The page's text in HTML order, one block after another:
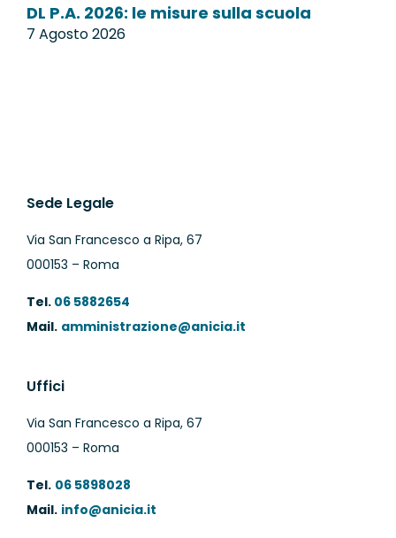
DL P.A. 2026: le misure sulla scuola
7 Agosto 2026
Sede Legale
Via San Francesco a Ripa, 67
000153 – Roma
Tel.06 5882654
Mail. amministrazione@anicia.it
Uffici
Via San Francesco a Ripa, 67
000153 – Roma
Tel. 06 5898028
Mail. info@anicia.it